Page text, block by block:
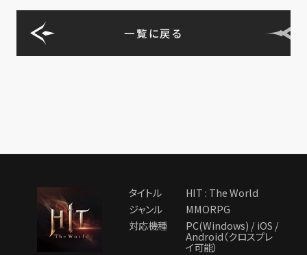
一覧に戻る
タイトル
HIT : The World
ジャンル
MMORPG
対応機種
PC(Windows) / iOS /
Android（クロスプレ
イ可能）